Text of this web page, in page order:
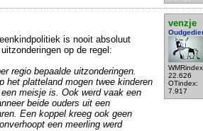
venzje
22.626
OTindex:
7.917
is nooit absoluut
op de regel:
regio bepaalde uitzonderingen.
het platteland mogen twee kinderen
meisje is. Ook werd vaak een
beide ouders uit een
Een koppel kreeg ook geen
een meerling werd